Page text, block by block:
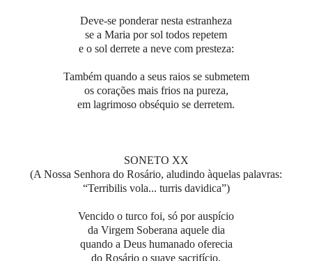
Deve-se ponderar nesta estranheza
se a Maria por sol todos repetem
e o sol derrete a neve com presteza:
Também quando a seus raios se submetem
os corações mais frios na pureza,
em lagrimoso obséquio se derretem.
SONETO XX
(A Nossa Senhora do Rosário, aludindo àquelas palavras:
“Terribilis vola... turris davidica”)
Vencido o turco foi, só por auspício
da Virgem Soberana aquele dia
quando a Deus humanado oferecia
do Rosário o suave sacrifício.